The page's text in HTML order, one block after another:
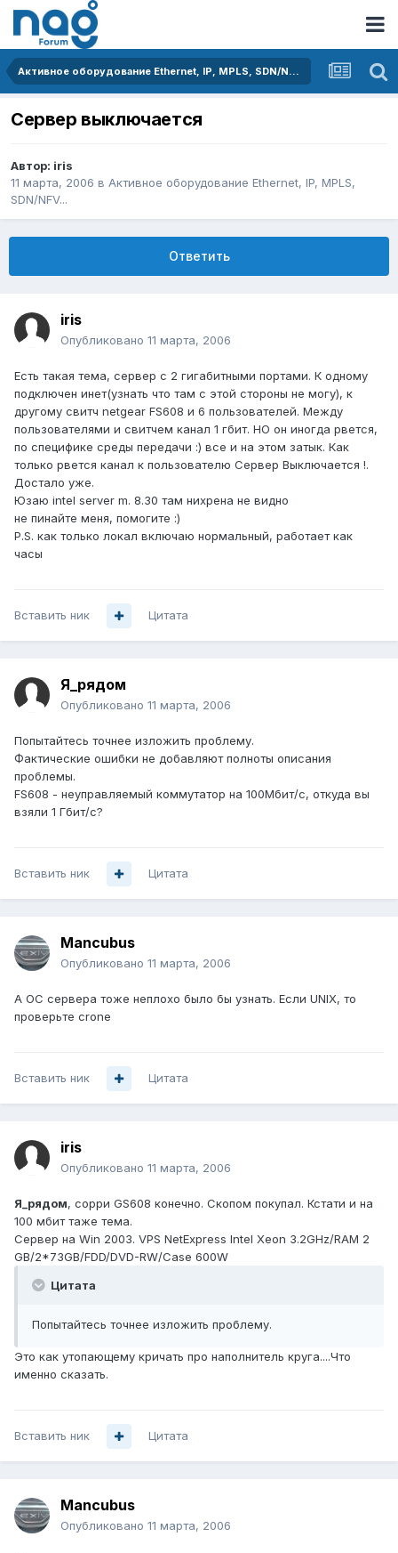
Активное оборудование Ethernet, IP, MPLS, SDN/NFV...
Сервер выключается
Автор: iris
11 марта, 2006 в Активное оборудование Ethernet, IP, MPLS,
SDN/NFV...
Ответить
iris
Опубликовано 11 марта, 2006
Есть такая тема, сервер с 2 гигабитными портами. К одному
подключен инет(узнать что там с этой стороны не могу), к
другому свитч netgear FS608 и 6 пользователей. Между
пользователями и свитчем канал 1 гбит. НО он иногда рвется,
по специфике среды передачи :) все и на этом затык. Как
только рвется канал к пользователю Сервер Выключается !.
Достало уже.
Юзаю intel server m. 8.30 там нихрена не видно
не пинайте меня, помогите :)
P.S. как только локал включаю нормальный, работает как
часы
Вставить ник Цитата
Я_рядом
Опубликовано 11 марта, 2006
Попытайтесь точнее изложить проблему.
Фактические ошибки не добавляют полноты описания
проблемы.
FS608 - неуправляемый коммутатор на 100Мбит/с, откуда вы
взяли 1 Гбит/с?
Вставить ник Цитата
Mancubus
Опубликовано 11 марта, 2006
А ОС сервера тоже неплохо было бы узнать. Если UNIX, то
проверьте crone
Вставить ник Цитата
iris
Опубликовано 11 марта, 2006
Я_рядом, сорри GS608 конечно. Скопом покупал. Кстати и на
100 мбит таже тема.
Сервер на Win 2003. VPS NetExpress Intel Xeon 3.2GHz/RAM 2
GB/2*73GB/FDD/DVD-RW/Case 600W
Цитата
Попытайтесь точнее изложить проблему.
Это как утопающему кричать про наполнитель круга....Что
именно сказать.
Вставить ник Цитата
Mancubus
Опубликовано 11 марта, 2006